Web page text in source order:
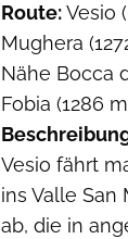
Route:Vesio
Mughera
Nähe Bocca
Fobia (1286
Vesio fährt
ins Valle
ab, die in